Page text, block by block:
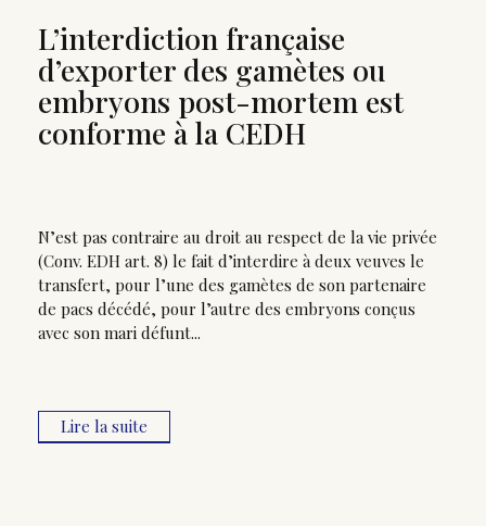
L’interdiction française
d’exporter des gamètes ou
embryons post-mortem est
conforme à la CEDH
N’est pas contraire au droit au respect de la vie privée
(Conv. EDH art. 8) le fait d’interdire à deux veuves le
transfert, pour l’une des gamètes de son partenaire
de pacs décédé, pour l’autre des embryons conçus
avec son mari défunt...
Lire la suite